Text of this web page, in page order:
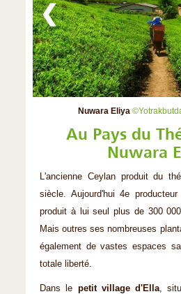
Nuwara Eliya
❮
Au Pays du
Nuwara
L'ancienne Ceylan produit du
siècle. Aujourd'hui 4e
produit à lui seul plus de 300
Mais outres ses nombreuses
également de vastes espaces
totale liberté.
Dans le petit village d'Ella ,